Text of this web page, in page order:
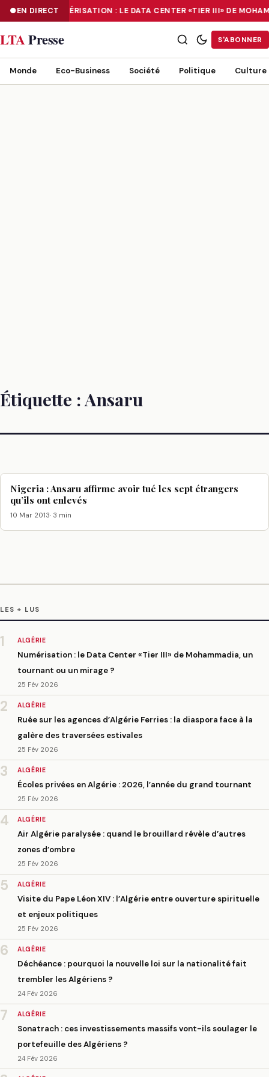
EN DIRECTNUMÉRISATION : LE DATA CENTER «TIER III» DE
NUMÉRISATION : LE DATA CENTER «TIER III» DE MOHAMMADIA, UN
LTAPresse S'ABONNER
Monde Eco-Business Société Politique Culture
Étiquette :Ansaru
Nigeria : Ansaru affirme avoir tué les sept étrangers
qu’ils ont enlevés
10 Mar 2013· 3 min
LES + LUS
1 ALGÉRIE
Numérisation : le Data Center «Tier III» de Mohammadia, un
tournant ou un mirage ?
25 Fév 2026
2 ALGÉRIE
Ruée sur les agences d’Algérie Ferries : la diaspora face à la
galère des traversées estivales
25 Fév 2026
3 ALGÉRIE
Écoles privées en Algérie : 2026, l’année du grand tournant
25 Fév 2026
4 ALGÉRIE
Air Algérie paralysée : quand le brouillard révèle d’autres
zones d’ombre
25 Fév 2026
5 ALGÉRIE
Visite du Pape Léon XIV : l’Algérie entre ouverture spirituelle
et enjeux politiques
25 Fév 2026
6 ALGÉRIE
Déchéance : pourquoi la nouvelle loi sur la nationalité fait
trembler les Algériens ?
24 Fév 2026
7 ALGÉRIE
Sonatrach : ces investissements massifs vont-ils soulager le
portefeuille des Algériens ?
24 Fév 2026